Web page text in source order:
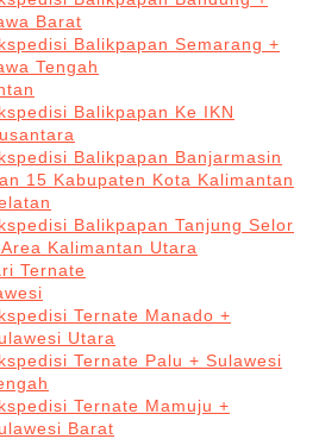
Barat
Balikpapan Semarang +
Tengah
Balikpapan Ke IKN
Balikpapan Banjarmasin
15 Kabupaten Kota Kalimantan
Balikpapan Tanjung Selor
Kalimantan Utara
Ternate
Ternate Manado +
Utara
Ternate Palu + Sulawesi
Ternate Mamuju +
Barat